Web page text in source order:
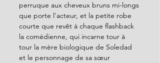
perruque aux cheveux bruns mi-longs
que porte l'acteur, et la petite robe
courte que revêt à chaque flashback
la comédienne, qui incarne tour à
tour la mère biologique de Soledad
et le personnage de sa sœur